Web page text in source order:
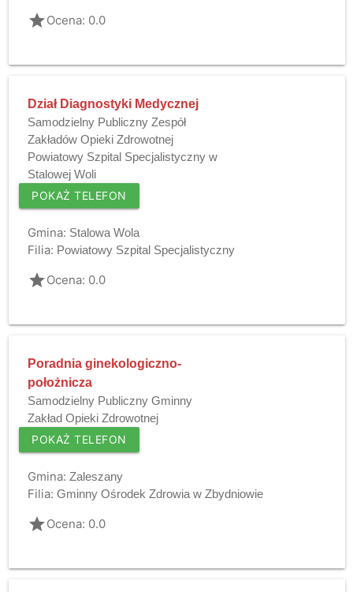
gradeOcena: 0.0
Dział Diagnostyki Medycznej
Samodzielny Publiczny Zespół
Zakładów Opieki Zdrowotnej
Powiatowy Szpital Specjalistyczny w
Stalowej Woli
POKAŻ TELEFON
Gmina: Stalowa Wola
Filia: Powiatowy Szpital Specjalistyczny
gradeOcena: 0.0
Poradnia ginekologiczno-
położnicza
Samodzielny Publiczny Gminny
Zakład Opieki Zdrowotnej
POKAŻ TELEFON
Gmina: Zaleszany
Filia: Gminny Ośrodek Zdrowia w Zbydniowie
gradeOcena: 0.0